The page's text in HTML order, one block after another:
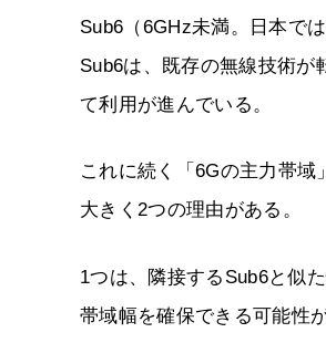
Sub6（6GHz未満。日本で
Sub6は、既存の無線技術が
て利用が進んでいる。
これに続く「6Gの主力帯域
大きく2つの理由がある。
1つは、隣接するSub6と似
帯域幅を確保できる可能性